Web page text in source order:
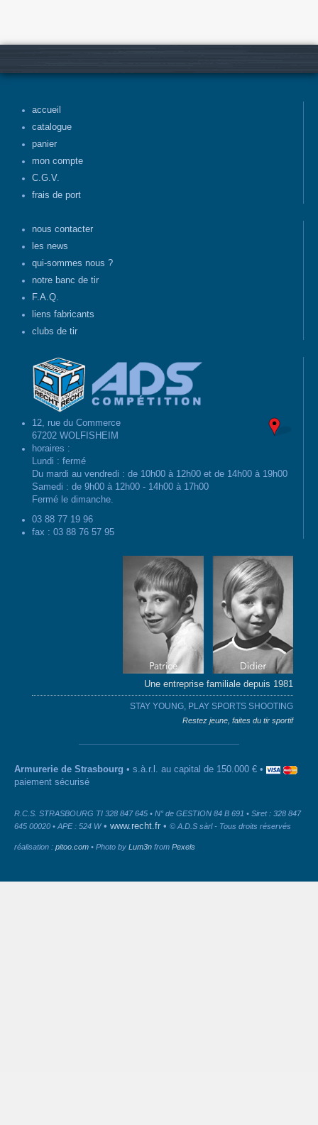
accueil
catalogue
panier
mon compte
C.G.V.
frais de port
nous contacter
les news
qui-sommes nous ?
notre banc de tir
F.A.Q.
liens fabricants
clubs de tir
12, rue du Commerce
67202 WOLFISHEIM
horaires :
Lundi : fermé
Du mardi au vendredi : de 10h00 à 12h00 et de 14h00 à 19h00
Samedi : de 9h00 à 12h00 - 14h00 à 17h00
Fermé le dimanche.
03 88 77 19 96
fax : 03 88 76 57 95
Une entreprise familiale depuis 1981
STAY YOUNG, PLAY SPORTS SHOOTING
Restez jeune, faites du tir sportif
Armurerie de Strasbourg • s.à.r.l. au capital de 150.000 € •
paiement sécurisé
R.C.S. STRASBOURG TI 328 847 645 • N° de GESTION 84 B 691 • Siret : 328 847
645 00020 • APE : 524 W• www.recht.fr • © A.D.S sàrl - Tous droits réservés
réalisation : pitoo.com • Photo by Lum3n from Pexels